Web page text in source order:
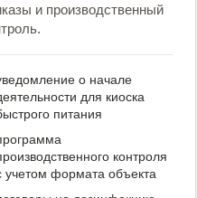
и производственный
о начале
для киоска
питания
контроля
учетом формата объекта